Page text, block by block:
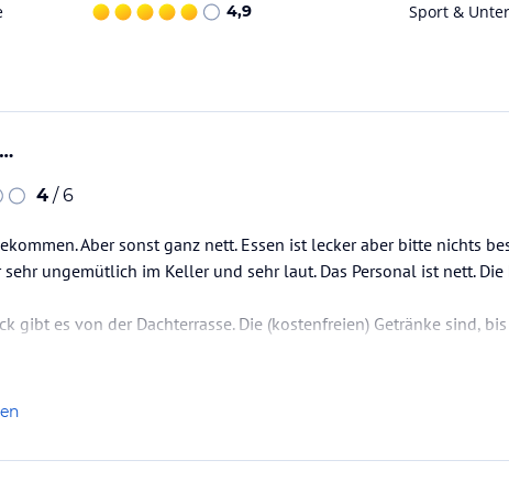
Alle Angaben ohne
die verbindlichen
4,9 Sport &
4 / 6
Aber sonst ganz nett. Essen ist lecker aber bitte nichts
ungemütlich im Keller und sehr laut. Das Personal ist nett.
gibt es von der Dachterrasse. Die (kostenfreien) Getränke sind,
sauber und gut klimatisiert! Kurzum: wer ein nettes Hotel zum
stellt:…